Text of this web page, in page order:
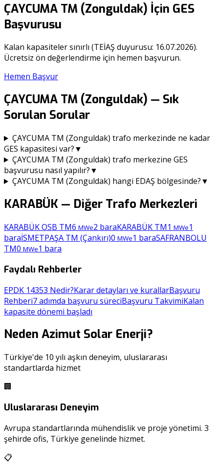
ÇAYCUMA TM (Zonguldak) İçin GES
Başvurusu
Kalan kapasiteler sınırlı (TEİAŞ duyurusu: 16.07.2026).
Ücretsiz ön değerlendirme için hemen başvurun.
Hemen Başvur
ÇAYCUMA TM (Zonguldak) — Sık
Sorulan Sorular
ÇAYCUMA TM (Zonguldak) trafo merkezinde ne kadar
GES kapasitesi var?▼
ÇAYCUMA TM (Zonguldak) trafo merkezine GES
başvurusu nasıl yapılır?▼
ÇAYCUMA TM (Zonguldak) hangi EDAŞ bölgesinde?▼
KARABÜK — Diğer Trafo Merkezleri
KARABÜK OSB TM6 MWe2 baraKARABÜK TM1 MWe1
baraİSMETPAŞA TM (Çankırı)0 MWe1 baraSAFRANBOLU
TM0 MWe1 bara
Faydalı Rehberler
EPDK 14353 Nedir?Karar detayları ve kurallarBaşvuru
Rehberi7 adımda başvuru süreciBaşvuru TakvimiKalan
kapasite dönemi başladı
Neden Azimut Solar Enerji?
Türkiye'de 10 yılı aşkın deneyim, uluslararası
standartlarda hizmet
🏢
Uluslararası Deneyim
Avrupa standartlarında mühendislik ve proje yönetimi. 3
şehirde ofis, Türkiye genelinde hizmet.
📋